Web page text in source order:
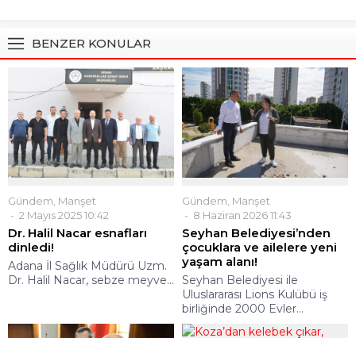
BENZER KONULAR
Gündem, Manşet
2 Mayıs 2025 10:42
Dr. Halil Nacar esnafları
dinledi!
Adana İl Sağlık Müdürü Uzm.
Dr. Halil Nacar, sebze meyve...
Gündem Manşet
8 Haziran 2026 11:43
Seyhan Belediyesi’nden
çocuklara ve ailelere yeni
yaşam alanı!
Seyhan Belediyesi ile
Uluslararası Lions Kulübü iş
birliğinde 2000 Evler...